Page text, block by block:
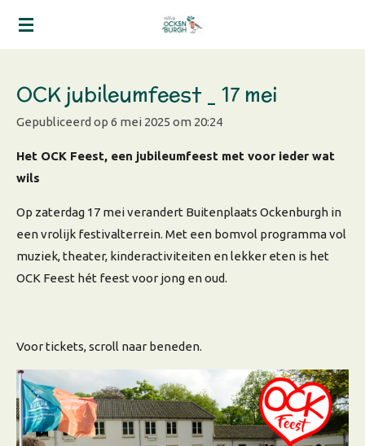
Ga
de
hoofdinhoud
OCK jubileumfeest _ 17 mei
Gepubliceerd op 6 mei 2025 om 20:24
Het OCK Feest, een jubileumfeest met voor ieder wat
wils
Op zaterdag 17 mei verandert Buitenplaats Ockenburgh in
een vrolijk festivalterrein. Met een bomvol programma vol
muziek, theater, kinderactiviteiten en lekker eten is het
OCK Feest hét feest voor jong en oud.
Voor tickets, scroll naar beneden.